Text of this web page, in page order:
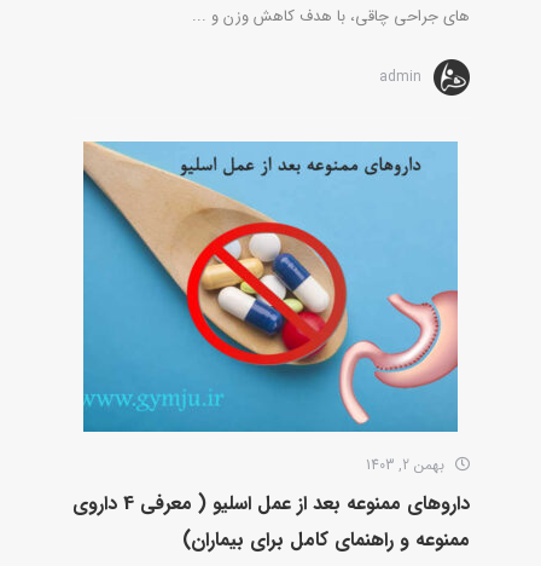
های جراحی چاقی، با هدف کاهش وزن و ...
admin
بهمن 2, 1403
داروهای ممنوعه بعد از عمل اسلیو ( معرفی 4 داروی
ممنوعه و راهنمای کامل برای بیماران)